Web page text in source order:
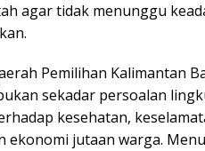
agar tidak menunggu
Pemilihan Kalimantan
sekadar persoalan
kesehatan,
ekonomi jutaan warga.